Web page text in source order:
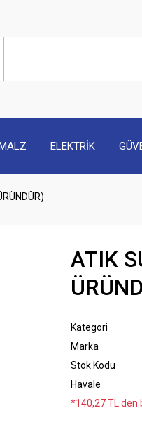
ELEKTRİK
ATIK
Kategori
Marka
Stok Kodu
Havale
*140,27 TL den